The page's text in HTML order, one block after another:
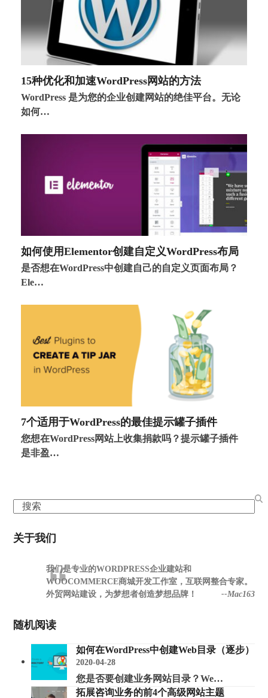
15种优化和加速WordPress网站的方法
WordPress 是为您的企业创建网站的绝佳平台。无论
如何…
如何使用Elementor创建自定义WordPress布局
是否想在WordPress中创建自己的自定义页面布局？
Ele…
7个适用于WordPress的最佳提示罐子插件
您想在WordPress网站上收集捐款吗？提示罐子插件
是非盈…
Search
关于我们
我们是专业的WORDPRESS企业建站和
WOOCOMMERCE商城开发工作室，互联网整合专家。
外贸网站建设，为梦想者创造梦想品牌！
--Mac163
随机阅读
如何在WordPress中创建Web目录（逐步）
2020-04-28
您是否要创建业务网站目录？We…
拓展咨询业务的前4个高级网站主题